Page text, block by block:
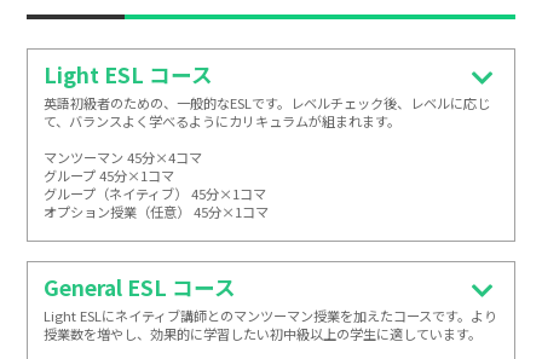
Light ESL コース
英語初級者のための、一般的なESLです。レベルチェック後、レベルに応じ
て、バランスよく学べるようにカリキュラムが組まれます。
マンツーマン 45分×4コマ
グループ 45分×1コマ
グループ（ネイティブ） 45分×1コマ
オプション授業（任意） 45分×1コマ
General ESL コース
Light ESLにネイティブ講師とのマンツーマン授業を加えたコースです。より
授業数を増やし、効果的に学習したい初中級以上の学生に適しています。